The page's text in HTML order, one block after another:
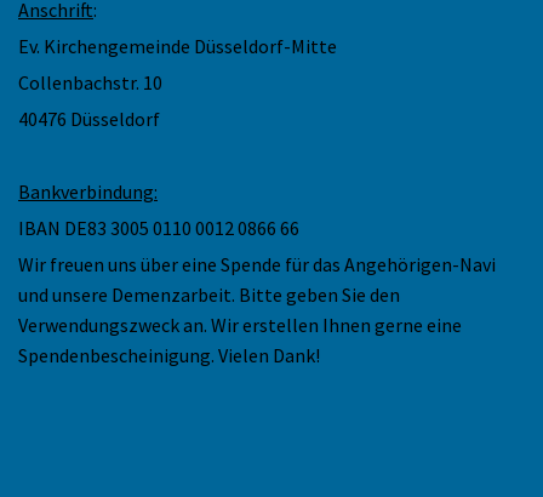
Anschrift:
Ev. Kirchengemeinde Düsseldorf-Mitte
Collenbachstr. 10
40476 Düsseldorf
Bankverbindung:
IBAN DE83 3005 0110 0012 0866 66
Wir freuen uns über eine Spende für das Angehörigen-Navi
und unsere Demenzarbeit. Bitte geben Sie den
Verwendungszweck an. Wir erstellen Ihnen gerne eine
Spendenbescheinigung. Vielen Dank!